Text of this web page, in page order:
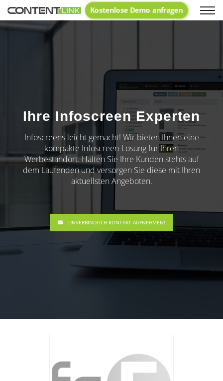
Text Kostenlose Demo anfragen
Ihre Infoscreen Experten
Infoscreens leicht gemacht! Wir bieten Ihnen eine
kompakte Infoscreen-Lösung für Ihren
Werbestandort. Halten Sie Ihre Kunden stehts auf
dem Laufenden und versorgen Sie diese mit Ihren
aktuellsten Angeboten.
UNVERBINDLICH KONTAKT AUFNEHMEN!